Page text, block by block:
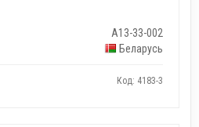
А13-33-002
Беларусь
Код: 4183-3